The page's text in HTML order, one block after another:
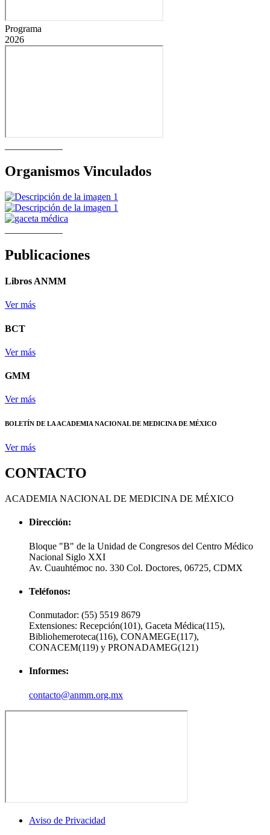
Programa
2026
Organismos Vinculados
Publicaciones
Libros ANMM
Ver más
BCT
Ver más
GMM
Ver más
BOLETÍN DE LA ACADEMIA NACIONAL DE MEDICINA DE MÉXICO
Ver más
CONTACTO
ACADEMIA NACIONAL DE MEDICINA DE MÉXICO
Dirección:
Bloque "B" de la Unidad de Congresos del Centro Médico
Nacional Siglo XXI
Av. Cuauhtémoc no. 330 Col. Doctores, 06725, CDMX
Teléfonos:
Conmutador: (55) 5519 8679
Extensiones: Recepción(101), Gaceta Médica(115),
Bibliohemeroteca(116), CONAMEGE(117),
CONACEM(119) y PRONADAMEG(121)
Informes:
contacto@anmm.org.mx
Aviso de Privacidad